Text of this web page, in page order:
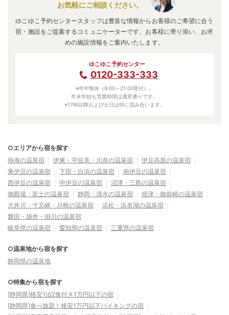
お気軽にご相談ください。
ゆこゆこ予約センタースタッフは豊富な情報からお客様のご希望に合う
宿・施設をご提案するコミュニケーターです。お客様に寄り添い、お求
めの施設情報をご案内いたします。
ゆこゆこ予約センター
0120-333-333
※年中無休（9:00～21:00受付）。
年末年始も営業時間は通常通りです。
※17時以降および土日は特に混み合います。
○エリアから宿を探す
熱海の温泉宿
伊東・宇佐美・川奈の温泉宿
伊豆高原の温泉宿
東伊豆の温泉宿
下田・白浜の温泉宿
南伊豆の温泉宿
西伊豆の温泉宿
中伊豆の温泉宿
沼津・三島の温泉宿
御殿場・富士の温泉宿
静岡・清水の温泉宿
焼津・御前崎の温泉宿
大井川・寸又峡・川根の温泉宿
浜松・浜名湖の温泉宿
磐田・袋井・掛川の温泉宿
岐阜県の温泉宿
愛知県の温泉宿 三重県の温泉宿
○温泉地から宿を探す
静岡県の温泉地
○特集から宿を探す
[静岡県]格安1泊2食付き1万円以下の宿
[静岡県]食べ放題！格安1万円以下バイキングの宿